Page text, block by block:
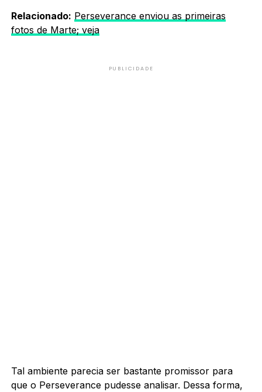
Relacionado: Perseverance enviou as primeiras
fotos de Marte; veja
PUBLICIDADE
Tal ambiente parecia ser bastante promissor para
que o Perseverance pudesse analisar. Dessa forma,